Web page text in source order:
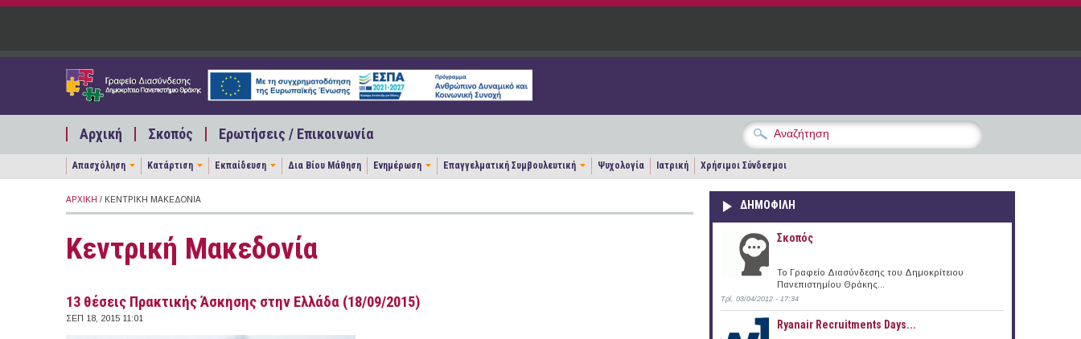
Παράκαμψη προς το κυρίως περιεχόμενο
Αρχική Σκοπός Ερωτήσεις / Επικοινωνία
Απασχόληση Κατάρτιση Εκπαίδευση Δια Βίου Μάθηση Ενημέρωση Επαγγελματική Συμβουλευτική Ψυχολογία Ιατρική Χρήσιμοι Σύνδεσμοι
ΑΡΧΙΚΉ / ΚΕΝΤΡΙΚΉ ΜΑΚΕΔΟΝΊΑ
Κεντρική Μακεδονία
13 θέσεις Πρακτικής Άσκησης στην Ελλάδα (18/09/2015)
ΣΕΠ 18, 2015 11:01
ΔΗΜΟΦΙΛΗ
Σκοπός
Το Γραφείο Διασύνδεσης του Δημοκρίτειου
Πανεπιστημίου Θράκης...
Τρί, 03/04/2012 - 17:34
Ryanair Recruitments Days...